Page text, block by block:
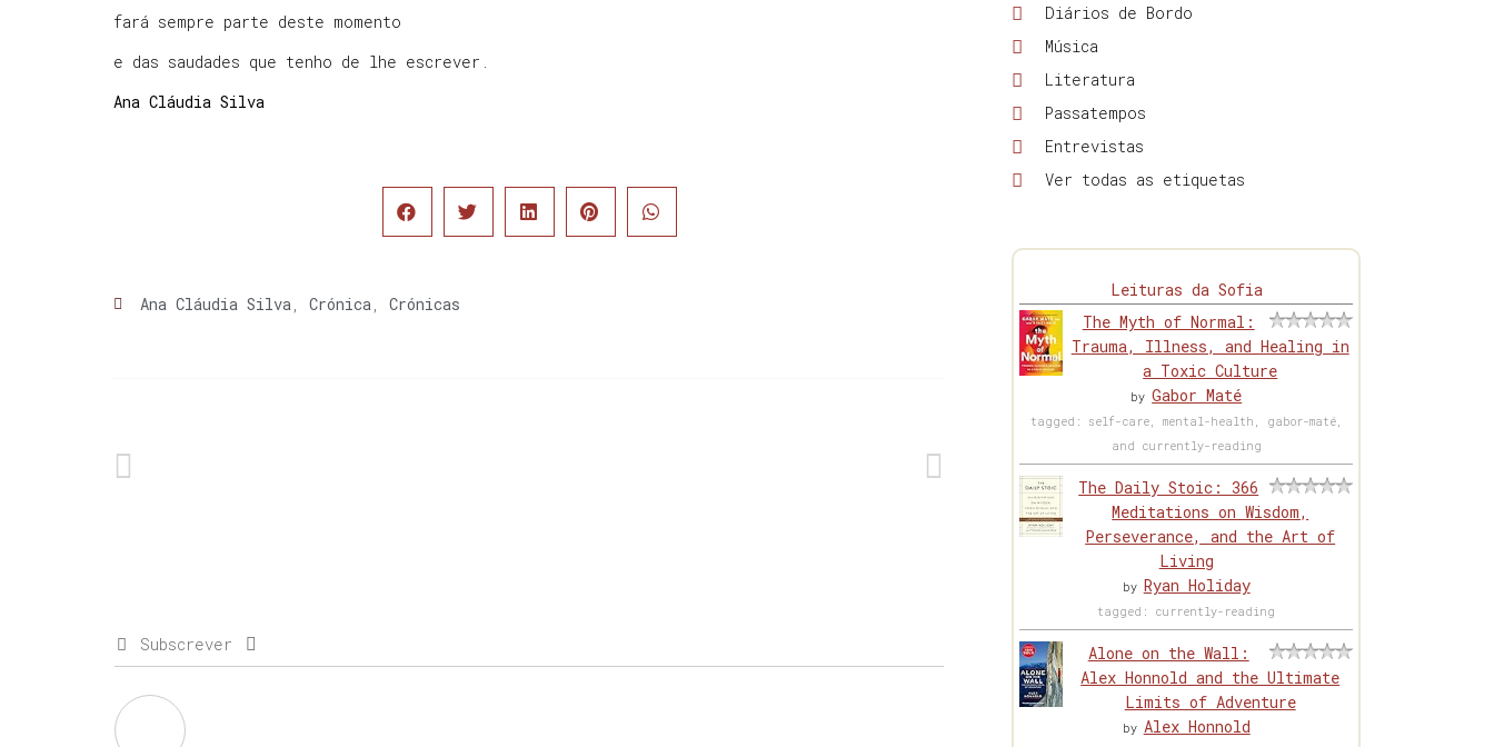
fará sempre parte deste momento
e das saudades que tenho de lhe escrever.
Ana Cláudia Silva
Ana Cláudia Silva, Crónica, Crónicas
Subscrever
Diários de Bordo
Música
Literatura
Passatempos
Entrevistas
Ver todas as etiquetas
Leituras da Sofia
The Myth of Normal:
Trauma, Illness, and Healing in
a Toxic Culture
byGabor Maté
tagged: self-care, mental-health, gabor-maté,
and currently-reading
The Daily Stoic: 366
Meditations on Wisdom,
Perseverance, and the Art of
Living
by Ryan Holiday
tagged: currently-reading
Alone on the Wall:
Alex Honnold and the Ultimate
Limits of Adventure
by Alex Honnold